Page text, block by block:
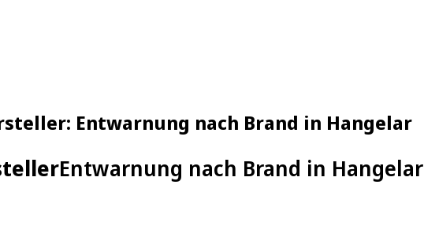
Entwarnung nach Brand in Hangelar
Entwarnung nach Brand in Hangelar